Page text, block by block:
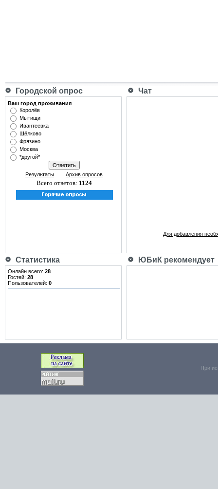
Городской опрос Чат
Ваш город проживания
Королёв
Мытищи
Ивантеевка
Щёлково
Фрязино
Москва
*другой*
Результаты Архив опросов
Всего ответов: 1124
Для добавления
Статистика ЮБиК рекомендует
Онлайн всего: 28
Гостей: 28
Пользователей: 0
При